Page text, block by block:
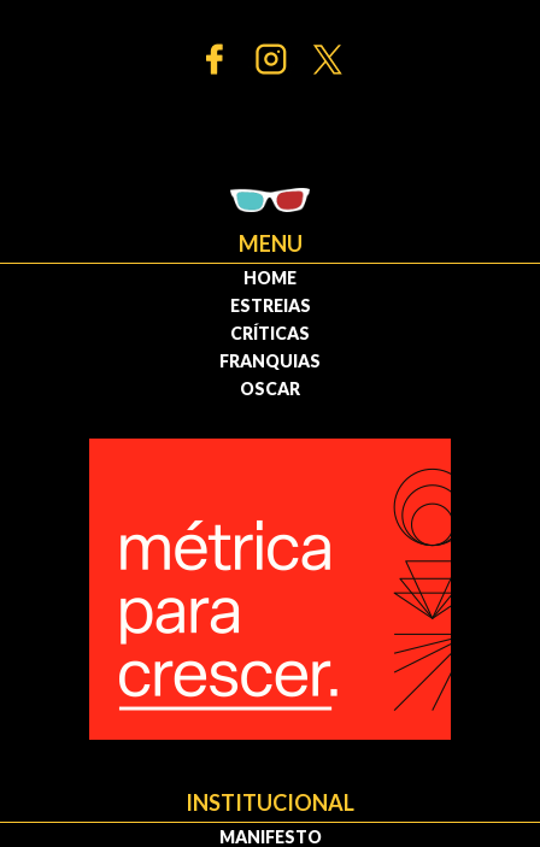
MENU
HOME
ESTREIAS
CRÍTICAS
FRANQUIAS
OSCAR
INSTITUCIONAL
MANIFESTO